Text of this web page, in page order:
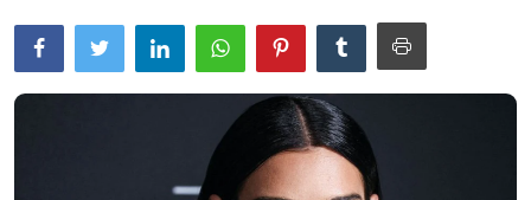
LAJME NGA BOTA
SHOWBIZ